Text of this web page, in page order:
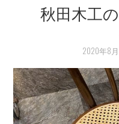
秋田木工
2020年8